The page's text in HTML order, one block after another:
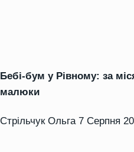
Бебі-бум у Рівному: за
малюки
Стрільчук Ольга 7 Серпня